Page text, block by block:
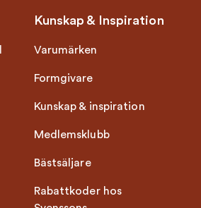
Kunskap & Inspiration
Varumärken
Formgivare
Kunskap & inspiration
Medlemsklubb
Bästsäljare
Rabattkoder hos